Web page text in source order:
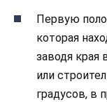
Первую
которая
заводя края
или
градусов, в